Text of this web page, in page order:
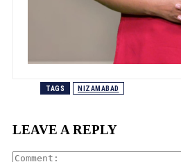
TAGS NIZAMABAD
LEAVE A REPLY